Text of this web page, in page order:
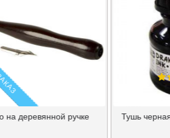
на деревянной ручке Тушь